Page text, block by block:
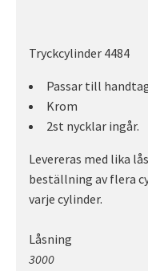
Tryckcylinder 4484
Passar till handtag
Krom
2st nycklar ingår.
Levereras med lika
beställning av flera
varje cylinder.
Låsning
3000